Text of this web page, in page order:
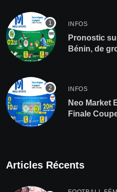
INFOS
Pronostic
Bénin, de
INFOS
Neo Market
Finale
Articles Récents